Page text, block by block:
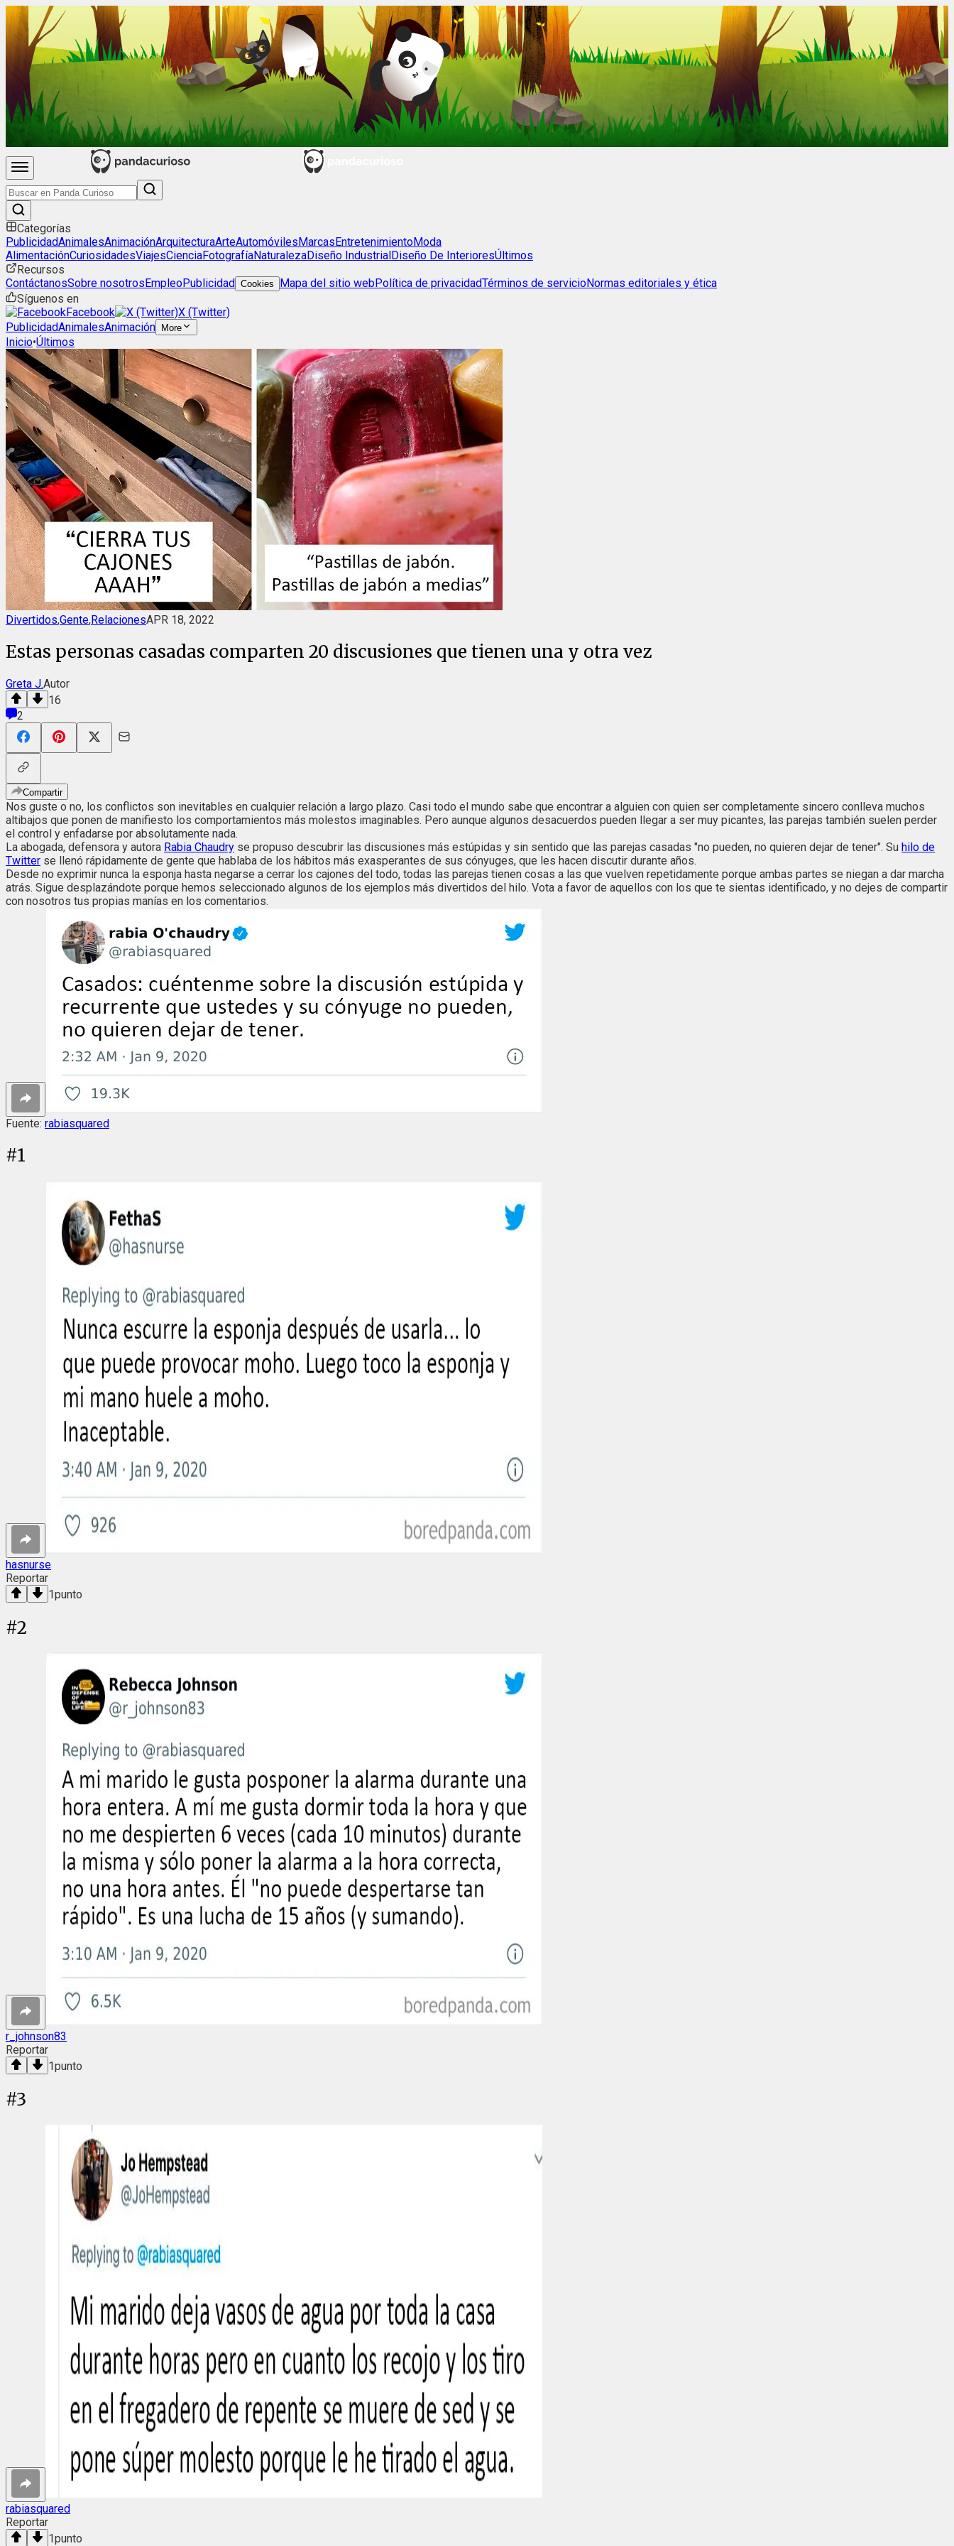
Categorías
PublicidadAnimalesAnimaciónArquitecturaArteAutomóvilesMarcasEntretenimientoModa
AlimentaciónCuriosidadesViajesCienciaFotografíaNaturalezaDiseño IndustrialDiseño De InterioresÚltimos
Recursos
ContáctanosSobre nosotrosEmpleoPublicidad Cookies Mapa del sitio webPolítica de privacidadTérminos de servicioNormas editoriales y ética
Síguenos en
Facebook
X (Twitter)
PublicidadAnimalesAnimación More
Inicio•Últimos
Divertidos,Gente,RelacionesAPR 18, 2022
Estas personas casadas comparten 20 discusiones que tienen una y otra vez
Greta J.Autor
16
2
Compartir
Nos guste o no, los conflictos son inevitables en cualquier relación a largo plazo. Casi todo el mundo sabe que encontrar a alguien con quien ser completamente sincero conlleva muchos
altibajos que ponen de manifiesto los comportamientos más molestos imaginables. Pero aunque algunos desacuerdos pueden llegar a ser muy picantes, las parejas también suelen perder
el control y enfadarse por absolutamente nada.
La abogada, defensora y autora Rabia Chaudry se propuso descubrir las discusiones más estúpidas y sin sentido que las parejas casadas "no pueden, no quieren dejar de tener". Su hilo de
Twitter se llenó rápidamente de gente que hablaba de los hábitos más exasperantes de sus cónyuges, que les hacen discutir durante años.
Desde no exprimir nunca la esponja hasta negarse a cerrar los cajones del todo, todas las parejas tienen cosas a las que vuelven repetidamente porque ambas partes se niegan a dar marcha
atrás. Sigue desplazándote porque hemos seleccionado algunos de los ejemplos más divertidos del hilo. Vota a favor de aquellos con los que te sientas identificado, y no dejes de compartir
con nosotros tus propias manías en los comentarios.
Fuente: rabiasquared
#1
hasnurse
Reportar
1punto
#2
r_johnson83
Reportar
1punto
#3
rabiasquared
Reportar
1punto